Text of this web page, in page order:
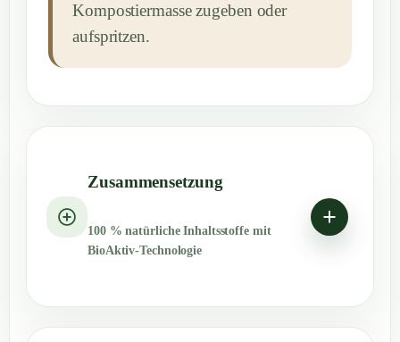
Kompostiermasse zugeben oder
aufspritzen.
Zusammensetzung
100 % natürliche Inhaltsstoffe mit
BioAktiv-Technologie